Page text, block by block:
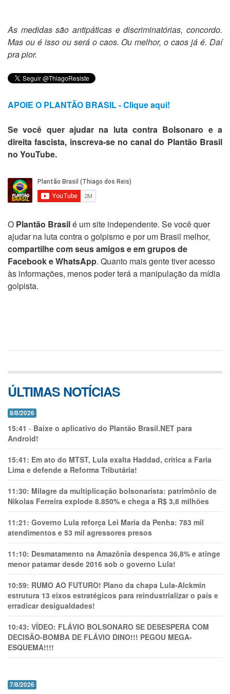
As medidas são antipáticas e discriminatórias, concordo.
Mas ou é isso ou será o caos. Ou melhor, o caos já é. Daí
pra pior.
APOIE O PLANTÃO BRASIL - Clique aqui!
Se você quer ajudar na luta contra Bolsonaro e a
direita fascista, inscreva-se no canal do Plantão Brasil
no YouTube.
O Plantão Brasilé um site independente. Se você quer
ajudar na luta contra o golpismo e por um Brasil melhor,
compartilhe com seus amigos e em grupos de
Facebook e WhatsApp. Quanto mais gente tiver acesso
às informações, menos poder terá a manipulação da mídia
golpista.
ÚLTIMAS NOTÍCIAS
8/8/2026
15:41 - Baixe o aplicativo do Plantão Brasil.NET para
Android!
15:41: Em ato do MTST, Lula exalta Haddad, critica a Faria
Lima e defende a Reforma Tributária!
11:30: Milagre da multiplicação bolsonarista: patrimônio de
Nikolas Ferreira explode 8.850% e chega a R$ 3,8 milhões
11:21: Governo Lula reforça Lei Maria da Penha: 783 mil
atendimentos e 53 mil agressores presos
11:10: Desmatamento na Amazônia despenca 36,8% e atinge
menor patamar desde 2016 sob o governo Lula!
10:59: RUMO AO FUTURO! Plano da chapa Lula-Alckmin
estrutura 13 eixos estratégicos para reindustrializar o país e
erradicar desigualdades!
10:43: VÍDEO: FLÁVIO BOLSONARO SE DESESPERA COM
DECISÃO-BOMBA DE FLÁVIO DINO!!! PEGOU MEGA-
ESQUEMA!!!!
7/8/2026